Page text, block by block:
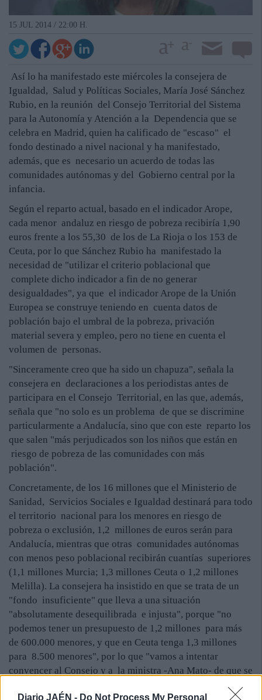
Diario JAÉN - Do Not Process My Personal
15 JUL 2014 / 22:00 H.
Así lo ha manifestado este miércoles la consejera de
Igualdad, Salud y Políticas Sociales, María José Sánchez
Rubio, en la reunión del Consejo Territorial del Sistema
para la Autonomía y Atención a la Dependencia que se
celebra en Madrid, quien ha calificado de "escaso" el
fondo destinado a nivel nacional y ha manifestado,
además, que es necesario un acuerdo de todas las
comunidades autónomas y del Gobierno central por la
infancia.
Según el reparto actual, basado en el indicador Arope,
cada menor andaluz en riesgo de pobreza recibiría 1,90
euros frente a los 55,30 de los de La Rioja o los 153 de
Ceuta, por lo que Sánchez Rubio ha manifestado la
necesidad de "utilizar el criterio poblacional que
complete dicho indicador a fin de no generar
desigualdades", ya que el indicador Arope de la Unión
Europea se construye teniendo en cuenta datos de
población bajo el umbral de la pobreza, privación
material severa y empleo, pero no tiene en cuenta el
volumen de personas.
"Sinceramente creo que ha sido un chapuza", señala la
consejera en declaraciones a los periodistas antes de
participara en el Consejo Territorial, en las que, además,
señala que "no solo es un problema de que se discrimine
particularmente a Andalucía, sino que con este reparto los
que salen "más perjudicados son los niños que están en
riesgo de pobreza de las comunidades con más
población".
Concretamente, de los 16 millones que el Ministerio de
Sanidad, Servicios Sociales e Igualdad destinará para todo
el territorio nacional para los menores en riesgo de
pobreza o exclusión, 1,2 millones de euros serán para
Andalucía, mientras que otras comunidades autónomas
con menos peso poblacional recibirán cuantías superiores
(1,1 millones Murcia; 1,3 millones Ceuta o 1,2 millones
Melilla). La consejera ha insistido en que se trata de un
"fondo insuficiente" que lleva a una situación
"absolutamente desequilibrada e injusta", porque "no
podemos tener un presupuesto de 1,2 millones para más
de 600.000 menores, y que en Ceuta tenga 1,3 millones
para 8.500 menores", por lo que "vamos a intentar
convencer al Consejo y a la ministra -Ana Mato- de que se